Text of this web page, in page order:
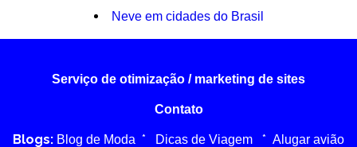
Neve em cidades do Brasil
Serviço de otimização / marketing de sites
Contato
Blogs: Blog de Moda * Dicas de Viagem * Alugar avião